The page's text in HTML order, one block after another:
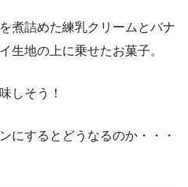
煮詰めた練乳クリームとバナ
生地の上に乗せたお菓子。
しそう！
にするとどうなるのか・・・